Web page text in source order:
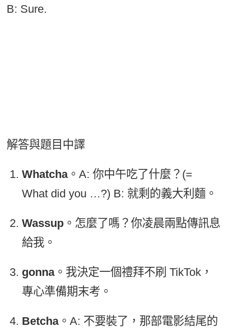
B: Sure.
解答與題目中譯
Whatcha。A: 你中午吃了什麼？(=
What did you …?) B: 就剩的義大利麵。
Wassup 。怎麼了嗎？你凌晨兩點傳訊息
給我。
gonna。我決定一個禮拜不刷 TikTok，
專心準備期末考。
Betcha。A: 不要裝了，那部電影結尾的